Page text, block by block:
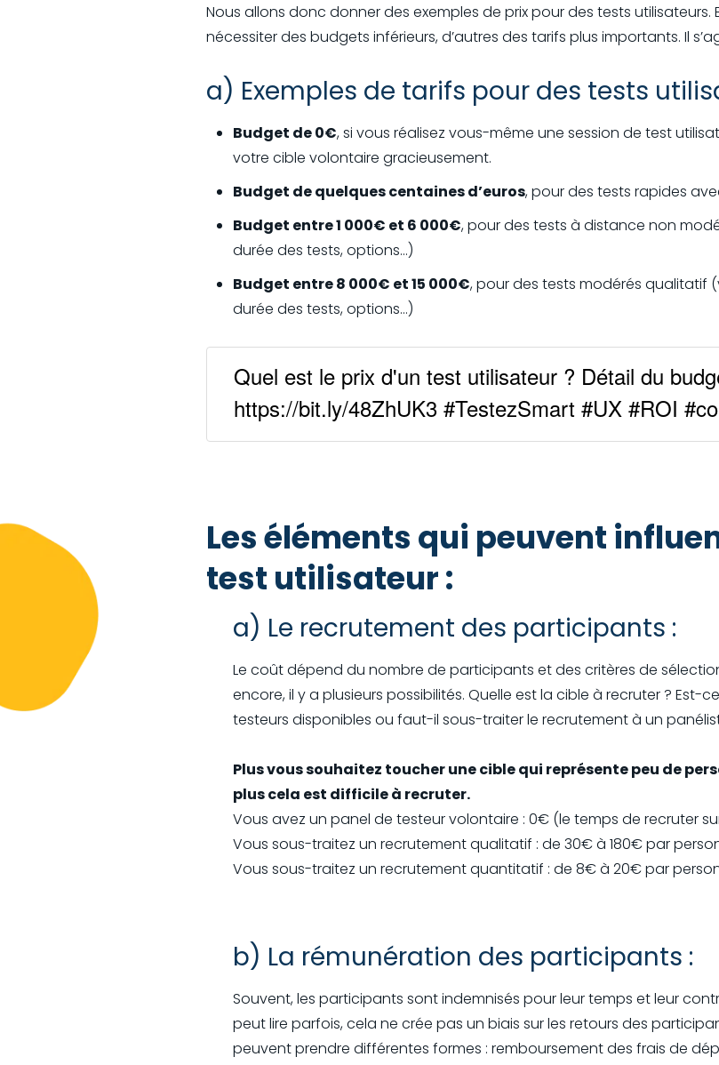
Nous allons donc donner des exemples de prix pour des tests
nécessiter des budgets inférieurs, d’autres des tarifs plus importants. Il
a) Exemples de tarifs pour des tests
Budget de 0€, si vous réalisez vous-même une session de test
votre cible volontaire gracieusement.
Budget de quelques centaines d’euros, pour des tests rapides
Budget entre 1 000€ et 6 000€, pour des tests à distance non
durée des tests, options…)
Budget entre 8 000€ et 15 000€, pour des tests modérés qualitatif
durée des tests, options…)
Quel est le prix d'un test utilisateur ? Détail du
https://bit.ly/48ZhUK3 #TestezSmart #UX #ROI
Les éléments qui peuvent
test utilisateur :
a) Le recrutement des participants :
Le coût dépend du nombre de participants et des critères de
encore, il y a plusieurs possibilités. Quelle est la cible à recruter ? Est-
testeurs disponibles ou faut-il sous-traiter le recrutement à un
Plus vous souhaitez toucher une cible qui représente peu de
plus cela est difficile à recruter.
Vous avez un panel de testeur volontaire : 0€ (le temps de recruter
Vous sous-traitez un recrutement qualitatif : de 30€ à 180€ par
Vous sous-traitez un recrutement quantitatif : de 8€ à 20€ par
b) La rémunération des participants :
Souvent, les participants sont indemnisés pour leur temps et leur
peut lire parfois, cela ne crée pas un biais sur les retours des
peuvent prendre différentes formes : remboursement des frais de